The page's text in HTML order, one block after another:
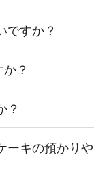
ですか？
？
？
ーキの預かりや